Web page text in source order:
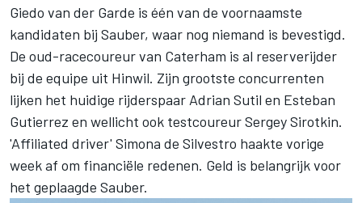
Giedo van der Garde is één van de voornaamste
kandidaten bij Sauber, waar nog niemand is bevestigd.
De oud-racecoureur van Caterham is al reserverijder
bij de equipe uit Hinwil. Zijn grootste concurrenten
lijken het huidige rijderspaar Adrian Sutil en Esteban
Gutierrez en wellicht ook testcoureur Sergey Sirotkin.
'Affiliated driver' Simona de Silvestro haakte vorige
week af om financiële redenen. Geld is belangrijk voor
het geplaagde Sauber.